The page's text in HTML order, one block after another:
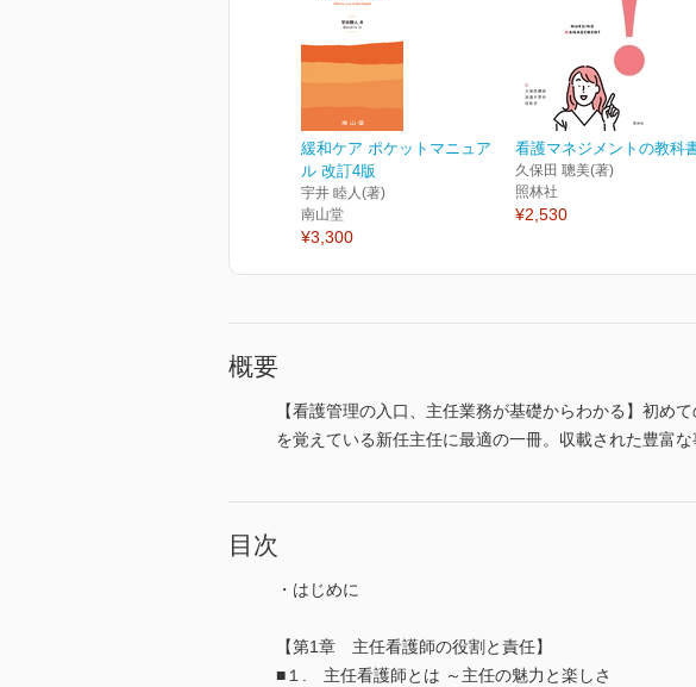
緩和ケア ポケットマニュア
ル 改訂4版
宇井 睦人(著)
南山堂
¥3,300
看護マネジメントの教科
久保田 聰美(著)
照林社
¥2,530
概要
【看護管理の入口、主任業務が基礎からわかる】初
を覚えている新任主任に最適の一冊。収載された豊富
目次
・はじめに
【第1章 主任看護師の役割と責任】
■１. 主任看護師とは ～主任の魅力と楽しさ